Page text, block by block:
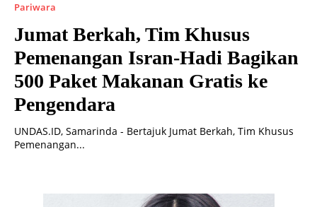
Pariwara
Jumat Berkah, Tim Khusus
Pemenangan Isran-Hadi Bagikan
500 Paket Makanan Gratis ke
Pengendara
UNDAS.ID, Samarinda - Bertajuk Jumat Berkah, Tim Khusus
Pemenangan...